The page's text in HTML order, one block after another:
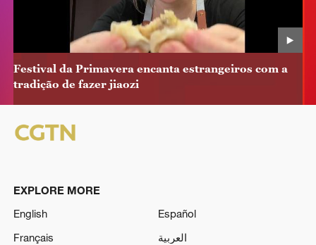
Festival da Primavera encanta estrangeiros com a
tradição de fazer jiaozi
EXPLORE MORE
English
Español
Français
العربية